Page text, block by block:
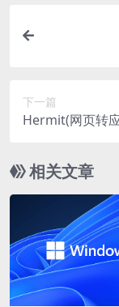
下一篇
Hermit(网页转
相关文章